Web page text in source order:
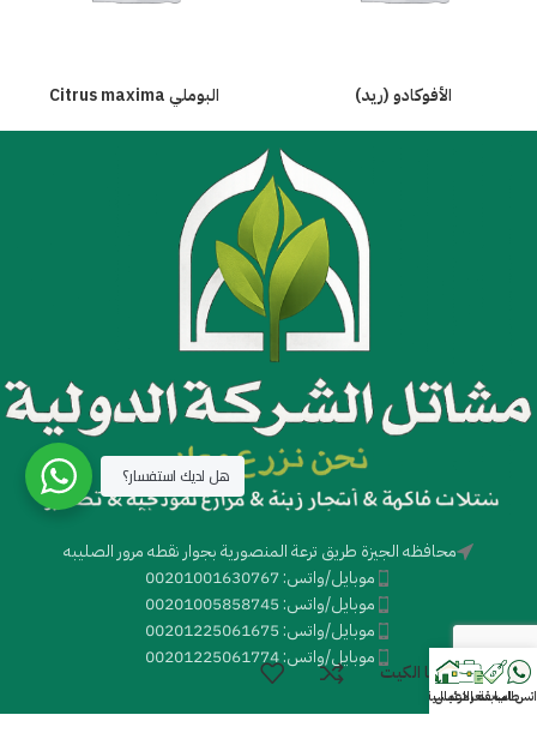
الأفوكادو (ريد) البوملي Citrus maxima
محافظه الجيزة طريق ترعة المنصورية بجوار نقطه مرور الصليبه
موبايل/واتس: 00201001630767
موبايل/واتس: 00201005858745
موبايل/واتس: 00201225061675
موبايل/واتس: 00201225061774
مركز المعرفه
مانجا الكيت
هل لديك استفسار؟
اب
طلب سعر
سابقة الاعمال
الرئيسية